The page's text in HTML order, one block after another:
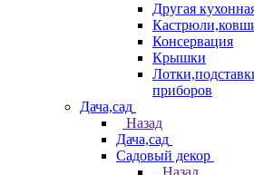
Другая
Консервация
Крышки
приборов
Дача,сад
Назад
Дача,сад
Садовый декор
Назад